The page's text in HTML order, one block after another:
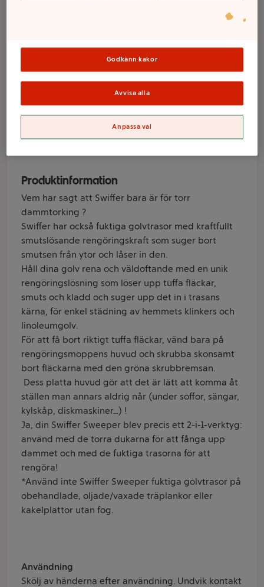
Golvmopp 12-p
Swiffer
Produktinformation
Vem har sagt att Swiffer bara är för torr
dammtorking ?
Swiffer har också fuktiga golvtrasor med kraftfullt
smutslösande rengöringskraft som suger bort
smutsen från ytor och låser in den.
Håll dina golv rena och väldoftande med en unik
rengöringslösning som löser upp tuffa fläckar,
smuts och kladd och suger upp det in i trasans
kärna, för enkel städning av hemmets klinkers och
linoleumgolv.
För att få bort riktigt tuffa fläckar, vänd bara på
rengöringsmoppens huvud och skrubba skonsamt
bort fläckarna med den gröna skrubbremsan.
Dess platta huvud gör att det är lätt att komma åt
ställen man annars aldrig når (under soffor, sängar,
kylskåp, diskmaskiner...) !
Ja, din Swiffer Sweeper blev precis ett 2-i-1-verktyg:
använd med de torra dukarna för att fånga upp
dammet och med de fuktiga trasorna för att
rengöra!
*Använd inte Swiffer Sweeper fuktiga golvtrasor på
obehandlade, oljade/vaxade träplankor eller
kakelplattor utan fog.
Användning
Skölj av händerna efter användning. Undvik kontakt
Godkänn kakor
Avvisa alla
Anpassa val